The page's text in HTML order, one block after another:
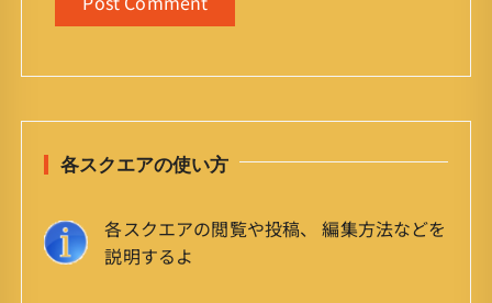
各スクエアの使い方
各スクエアの閲覧や投稿、 編集方法などを
説明するよ